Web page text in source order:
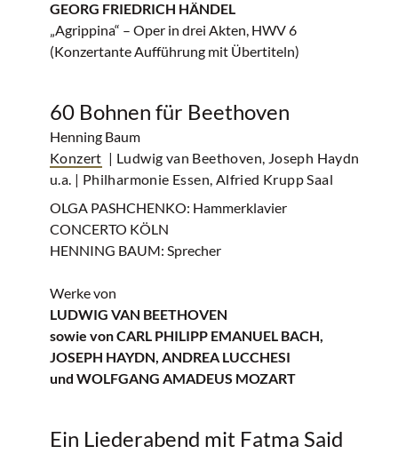
GEORG FRIEDRICH HÄNDEL
„Agrippina“ – Oper in drei Akten, HWV 6
(Konzertante Aufführung mit Übertiteln)
60 Bohnen für Beethoven
Henning Baum
Konzert | Ludwig van Beethoven, Joseph Haydn
u.a. | Philharmonie Essen, Alfried Krupp Saal
OLGA PASHCHENKO: Hammerklavier
CONCERTO KÖLN
HENNING BAUM: Sprecher
Werke von
LUDWIG VAN BEETHOVEN
sowie von CARL PHILIPP EMANUEL BACH,
JOSEPH HAYDN, ANDREA LUCCHESI
und WOLFGANG AMADEUS MOZART
Ein Liederabend mit Fatma Said